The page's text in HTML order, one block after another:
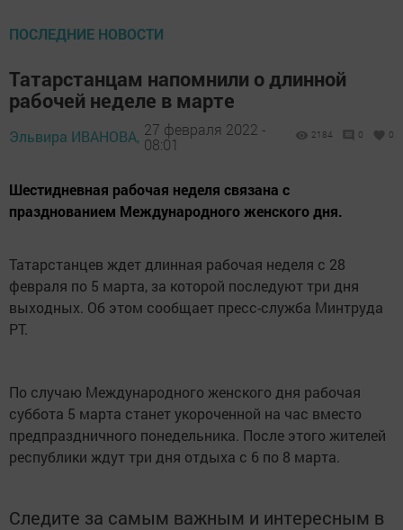
ПОСЛЕДНИЕ НОВОСТИ
Татарстанцам напомнили о длинной
рабочей неделе в марте
Эльвира ИВАНОВА, 27 февраля 2022 -
08:01
2184 0 0
Шестидневная рабочая неделя связана с
празднованием Международного женского дня.
Татарстанцев ждет длинная рабочая неделя с 28
февраля по 5 марта, за которой последуют три дня
выходных. Об этом сообщает пресс-служба Минтруда
РТ.
По случаю Международного женского дня рабочая
суббота 5 марта станет укороченной на час вместо
предпраздничного понедельника. После этого жителей
республики ждут три дня отдыха с 6 по 8 марта.
Следите за самым важным и интересным в